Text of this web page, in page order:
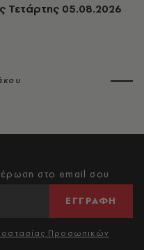
Τετάρτης 05.08.2026
στο email σου
ΕΓΓΡΑΦΗ
Προσωπικών